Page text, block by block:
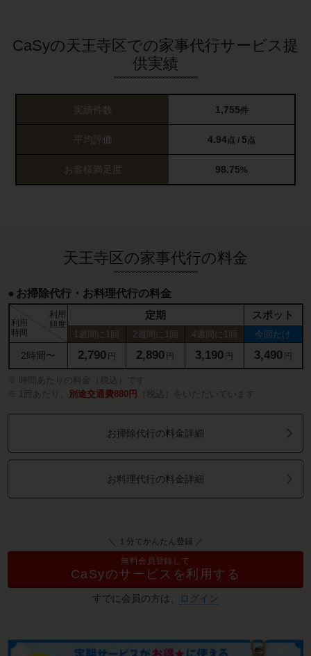
CaSyの天王寺区での家事代行サービス提
供実績
実績件数 1,755件
平均評価 4.94点 / 5 点
お客様満足度 98.75%
天王寺区の家事代行の料金
お掃除代行・お料理代行の料金
利用
時間
利用
頻度
定期 スポット
1週間に1回 2週間に1回 4週間に1回 今回だけ
2時間〜 2,790 円 2,890 円 3,190 円 3,490 円
時間あたりの料金（税込）です
1回あたり、
別途交通費880円 （税込）をいただいています
お掃除代行の料金詳細
お料理代行の料金詳細
＼ １分でかんたん登録 ／
無料会員登録して
CaSyのサービスを利用する
すでに会員の方は、 ログイン